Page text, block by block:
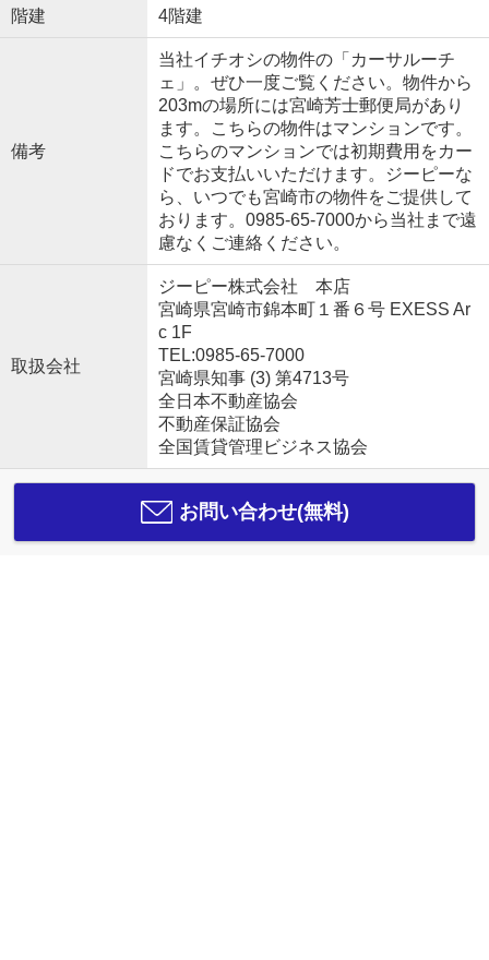
階建 4階建
備考
当社イチオシの物件の「カーサルーチ
ェ」。ぜひ一度ご覧ください。物件から
203mの場所には宮崎芳士郵便局があり
ます。こちらの物件はマンションです。
こちらのマンションでは初期費用をカー
ドでお支払いいただけます。ジーピーな
ら、いつでも宮崎市の物件をご提供して
おります。0985-65-7000から当社まで遠
慮なくご連絡ください。
取扱会社
ジーピー株式会社 本店
宮崎県宮崎市錦本町１番６号 EXESS Ar
c 1F
TEL:0985-65-7000
宮崎県知事 (3) 第4713号
全日本不動産協会
不動産保証協会
全国賃貸管理ビジネス協会
お問い合わせ(無料)